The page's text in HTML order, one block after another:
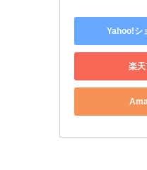
Yahoo!シ
楽